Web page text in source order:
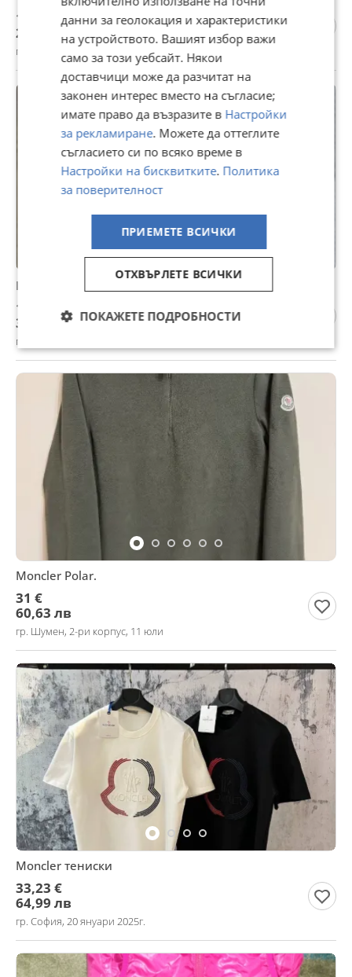
130 €
254,26 лв
гр. София, Западен парк, 19 юли
Шапка Moncler
18 €
35,20 лв
гр. София, 13 юли
Moncler Polar.
31 €
60,63 лв
гр. Шумен, 2-ри корпус, 11 юли
Moncler тениски
33,23 €
64,99 лв
гр. София, 20 януари 2025г.
данни за геолокация и характеристики
на устройството. Вашият избор важи
само за този уебсайт. Някои
доставчици може да разчитат на
законен интерес вместо на съгласие;
имате право да възразите в Настройки
за рекламиране. Можете да оттеглите
съгласието си по всяко време в
Настройки на бисквитките. Политика
за поверителност
ПРИЕМЕТЕ ВСИЧКИ
ОТХВЪРЛЕТЕ ВСИЧКИ
ПОКАЖЕТЕ ПОДРОБНОСТИ